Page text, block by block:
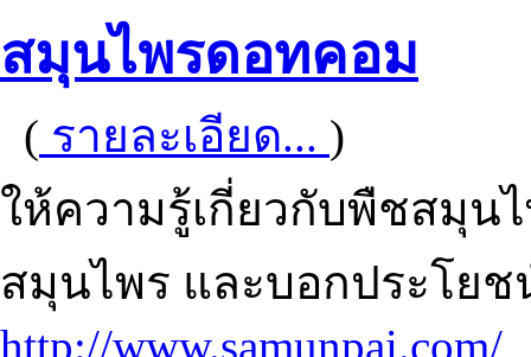
สมุนไพรดอทคอม
( รายละเอียด... )
ให้ความรู้เกี่ยวกับพืชสมุน
สมุนไพร และบอกประโย
http://www.samunpai.com/